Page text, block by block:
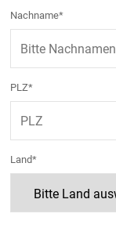
Nachname*
PLZ*
Land*